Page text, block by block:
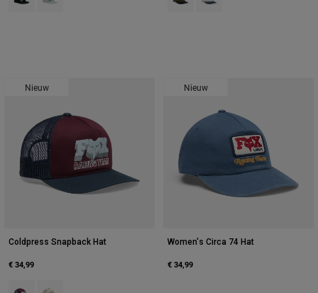
Nieuw
Coldpress Snapback Hat
€ 34,99
Product swatch type of Donker kastanjebruin.
Product swatch type of Pearl White.
Nieuw
Women's Circa 74 Hat
€ 34,99